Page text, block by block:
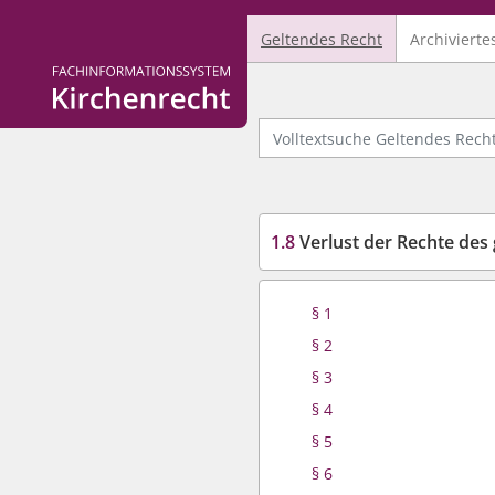
Logo Fachinformationssystem Kirchenrecht
Geltendes Recht
Volltextsuche Geltendes Recht
1.8Verlust der Rechte
§ 1
§ 2
§ 3
§ 4
§ 5
§ 6